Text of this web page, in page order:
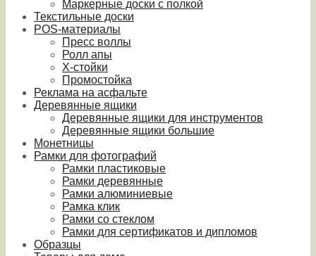
Маркерные доски с полкой
Текстильные доски
POS-материалы
Пресс воллы
Ролл апы
Х-стойки
Промостойка
Реклама на асфальте
Деревянные ящики
Деревянные ящики для инструментов
Деревянные ящики большие
Монетницы
Рамки для фотографий
Рамки пластиковые
Рамки деревянные
Рамки алюминиевые
Рамка клик
Рамки со стеклом
Рамки для сертификатов и дипломов
Образцы